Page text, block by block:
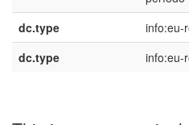
dc.type
info:eu-
dc.type
info:eu-